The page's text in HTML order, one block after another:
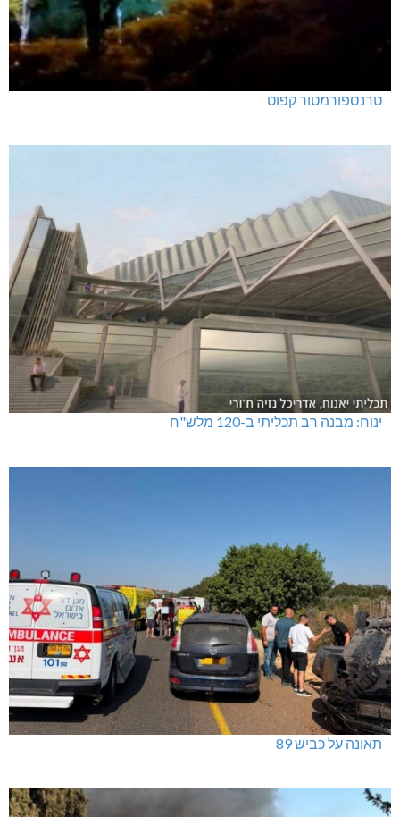
טרנספורמטור קפוט
ינוח: מבנה רב תכליתי ב-120 מלש"ח
תאונה על כביש 89